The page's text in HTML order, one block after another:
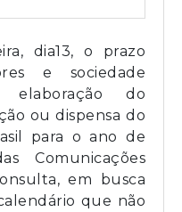
dia13, o prazo
e sociedade
do
ou dispensa do
para o ano de
Comunicações
em busca
que não